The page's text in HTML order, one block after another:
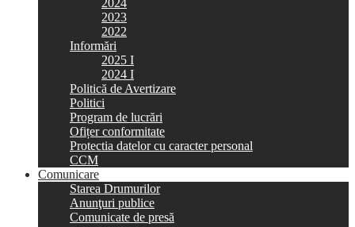
2024
2023
2022
Informări
2025 I
2024 I
Politică de Avertizare
Politici
Program de lucrări
Ofițer conformitate
Protectia datelor cu caracter personal
CCM
Comunicare
Starea Drumurilor
Anunţuri publice
Comunicate de presă